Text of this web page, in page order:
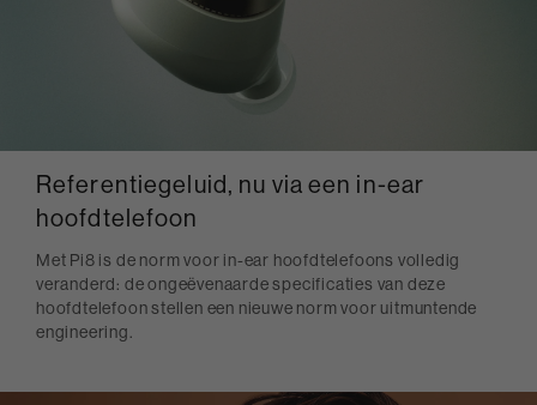
Referentiegeluid, nu via een in-ear
hoofdtelefoon
Met Pi8 is de norm voor in-ear hoofdtelefoons volledig
veranderd: de ongeëvenaarde specificaties van deze
hoofdtelefoon stellen een nieuwe norm voor uitmuntende
engineering.